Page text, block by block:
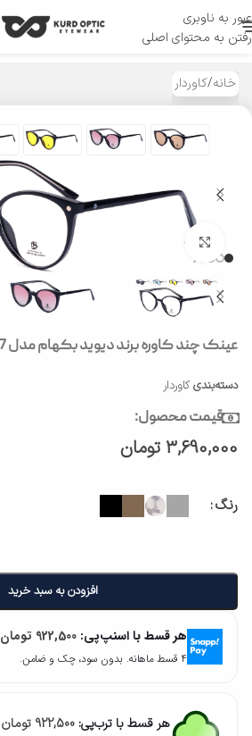
عبور به ناوبری
رفتن به محتوای اصلی
منو
خانه/کاوردار
بزرگنمایی تصویر
عینک چند کاوره برند دیوید بکهام مدل T1207
دسته‌بندی کاوردار
قیمت محصول:
3,690,000 تومان
رنگ
افزودن به سبد خرید
هر قسط با اسنپ‌پی: 922,500 تومان
۴ قسط ماهانه. بدون سود، چک و ضامن.
هر قسط با ترب‌پی: 922,500 تومان